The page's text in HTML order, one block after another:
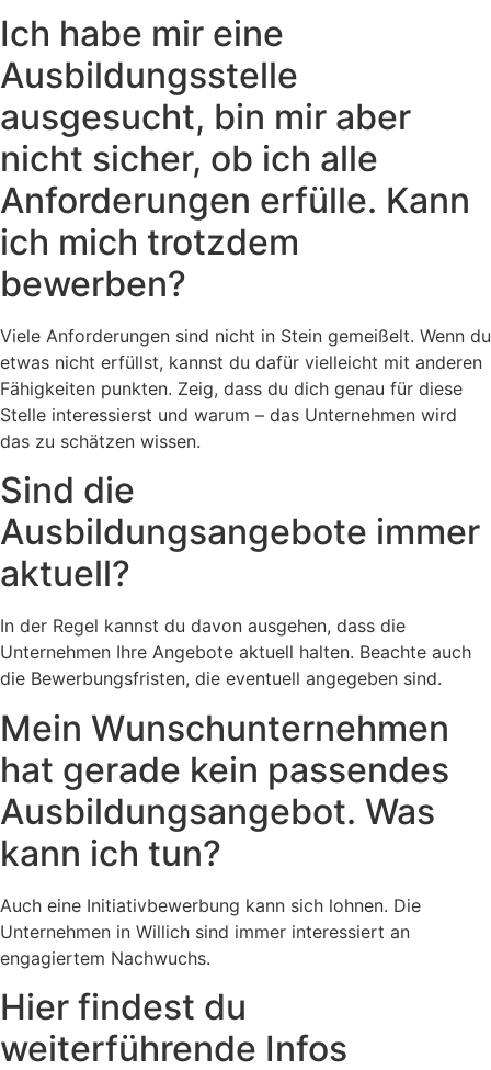
Ich habe mir eine
Ausbildungsstelle
ausgesucht, bin mir aber
nicht sicher, ob ich alle
Anforderungen erfülle. Kann
ich mich trotzdem
bewerben?
Viele Anforderungen sind nicht in Stein gemeißelt. Wenn du
etwas nicht erfüllst, kannst du dafür vielleicht mit anderen
Fähigkeiten punkten. Zeig, dass du dich genau für diese
Stelle interessierst und warum – das Unternehmen wird
das zu schätzen wissen.
Sind die
Ausbildungsangebote immer
aktuell?
In der Regel kannst du davon ausgehen, dass die
Unternehmen Ihre Angebote aktuell halten. Beachte auch
die Bewerbungsfristen, die eventuell angegeben sind.
Mein Wunschunternehmen
hat gerade kein passendes
Ausbildungsangebot. Was
kann ich tun?
Auch eine Initiativbewerbung kann sich lohnen. Die
Unternehmen in Willich sind immer interessiert an
engagiertem Nachwuchs.
Hier findest du
weiterführende Infos